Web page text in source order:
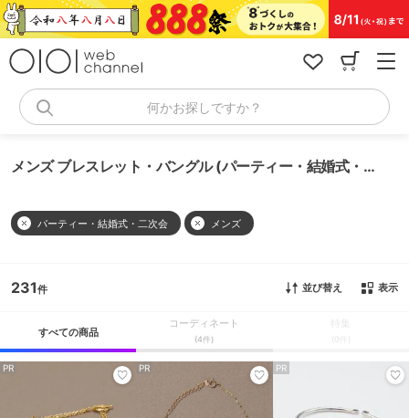
コ
ン
何かお探しですか？
メンズ ブレスレット・バングル (パーティー・結婚式・二次会)
パーティー・結婚式・二次会 メンズ
231 並び替え 表示
すべての商品
コーディネート
(4件) (0件)
PR PR PR